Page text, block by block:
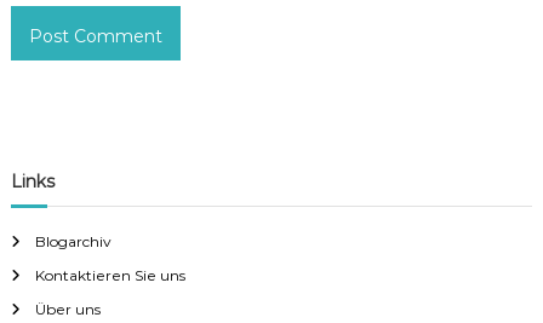
Links
Blogarchiv
Kontaktieren Sie uns
Über uns